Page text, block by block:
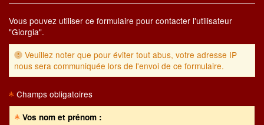
Vous pouvez utiliser ce formulaire pour contacter l'utilisateur
"Giorgia".
Veuillez noter que pour éviter tout abus, votre adresse IP
nous sera communiquée lors de l'envoi de ce formulaire.
Champs obligatoires
Vos nom et prénom :